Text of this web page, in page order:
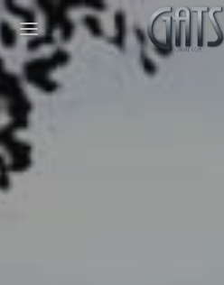
Cookies management panel